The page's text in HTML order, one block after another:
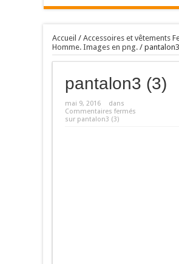
Accueil / Accessoires et vêtements
Homme. Images en png./
pantalon3 (3)
mai 9, 2016
dans
Commentaires fermés
sur pantalon3 (3)